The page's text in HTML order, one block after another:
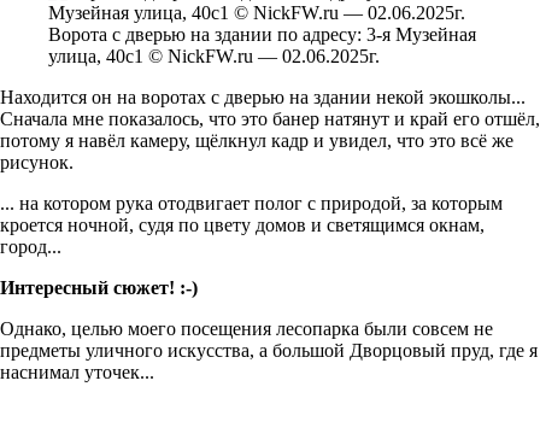
Ворота с дверью на здании по адресу: 3-я Музейная
улица, 40с1 © NickFW.ru — 02.06.2025г.
Находится он на воротах с дверью на здании некой экошколы...
Сначала мне показалось, что это банер натянут и край его отшёл,
потому я навёл камеру, щёлкнул кадр и увидел, что это всё же
рисунок.
... на котором рука отодвигает полог с природой, за которым
кроется ночной, судя по цвету домов и светящимся окнам,
город...
Интересный сюжет! :-)
Однако, целью моего посещения лесопарка были совсем не
предметы уличного искусства, а большой Дворцовый пруд, где я
наснимал уточек...